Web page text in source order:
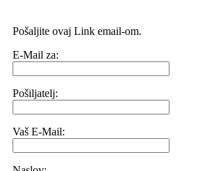
Pošaljite ovaj Link email-om.
E-Mail za:
Pošiljatelj:
Vaš E-Mail: